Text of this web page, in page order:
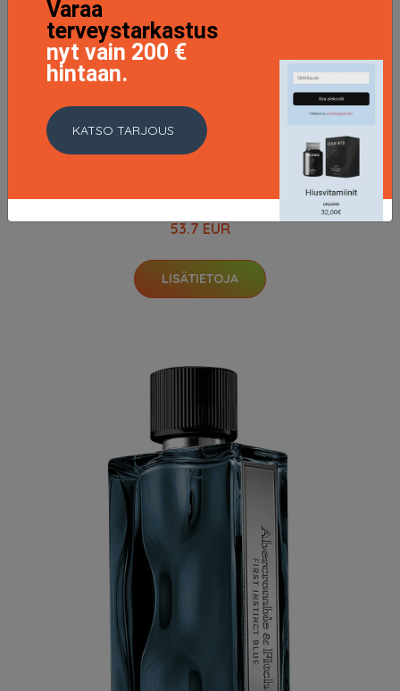
53.7 EUR
LISÄTIETOJA
Varaa
terveystarkastus
nyt vain 200 €
hintaan.
KATSO TARJOUS